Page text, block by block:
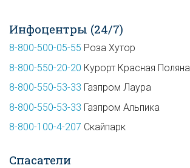
Инфоцентры (24/7)
8-800-500-05-55 Роза Хутор
8-800-550-20-20 Курорт Красная Поляна
8-800-550-53-33 Газпром Лаура
8-800-550-53-33 Газпром Альпика
8-800-100-4-207 Скайпарк
Спасатели